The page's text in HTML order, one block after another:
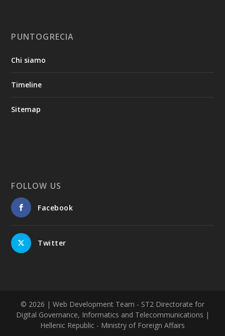
PUNTOGRECIA
Chi siamo
Timeline
Sitemap
FOLLOW US
Facebook
Twitter
© 2026 | Web Development Team - ST2 Directorate for
Digital Governance, Informatics and Telecommunications |
Hellenic Republic - Ministry of Foreign Affairs